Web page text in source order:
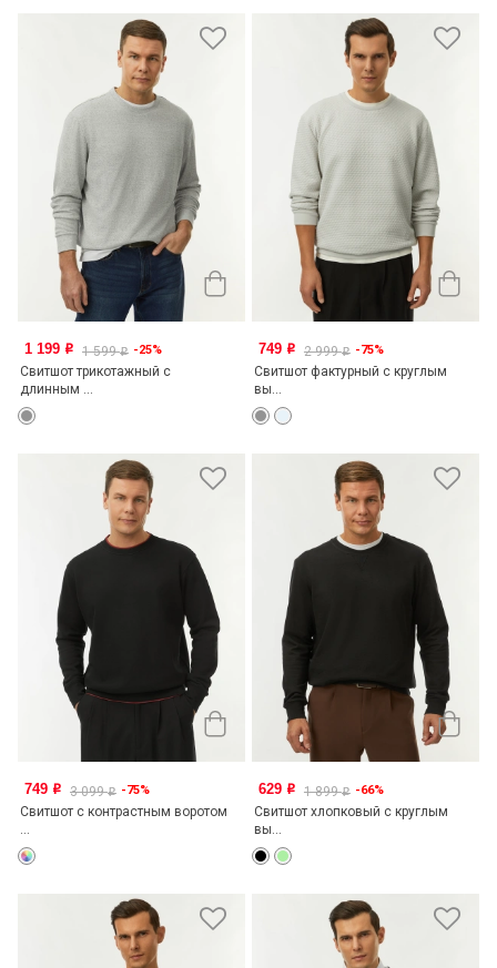
1 199 o 1 599o -25%
Свитшот трикотажный с
длинным ...
749 o 2 999o -75%
Свитшот фактурный с круглым
вы...
749 o 3 099o -75%
Свитшот с контрастным воротом
...
629 o 1 899o -66%
Свитшот хлопковый с круглым
вы...